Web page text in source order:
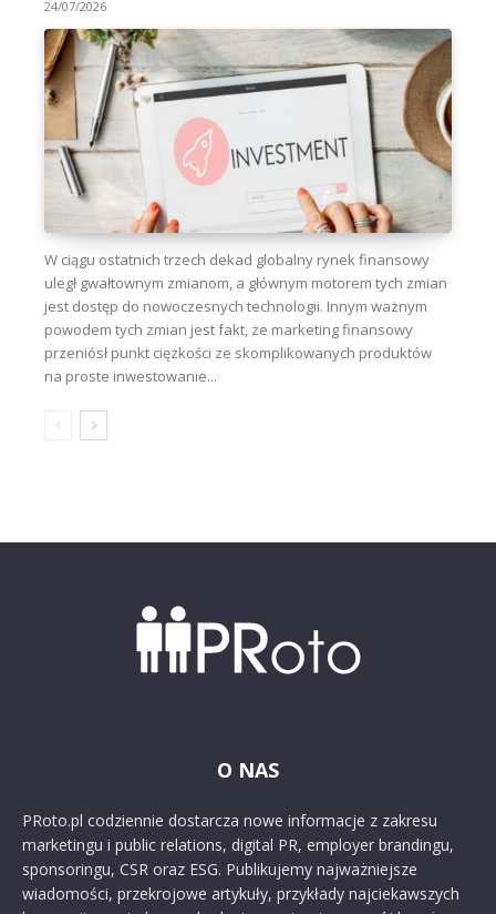
24/07/2026
W ciągu ostatnich trzech dekad globalny rynek finansowy
uległ gwałtownym zmianom, a głównym motorem tych zmian
jest dostęp do nowoczesnych technologii. Innym ważnym
powodem tych zmian jest fakt, że marketing finansowy
przeniósł punkt ciężkości ze skomplikowanych produktów
na proste inwestowanie...
O NAS
PRoto.pl codziennie dostarcza nowe informacje z zakresu
marketingu i public relations, digital PR, employer brandingu,
sponsoringu, CSR oraz ESG. Publikujemy najważniejsze
wiadomości, przekrojowe artykuły, przykłady najciekawszych